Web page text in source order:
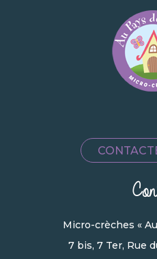
Micro-crèches «
7 bis, 7 Ter, Rue